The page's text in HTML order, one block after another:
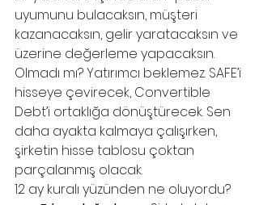
uyumunu bulacaksın, müşteri
kazanacaksın, gelir yaratacaksın ve
üzerine değerleme yapacaksın.
Olmadı mı? Yatırımcı beklemez. SAFE’i
hisseye çevirecek, Convertible
Debt’i ortaklığa dönüştürecek. Sen
daha ayakta kalmaya çalışırken,
şirketin hisse tablosu çoktan
parçalanmış olacak.
12 ay kuralı yüzünden ne oluyordu?